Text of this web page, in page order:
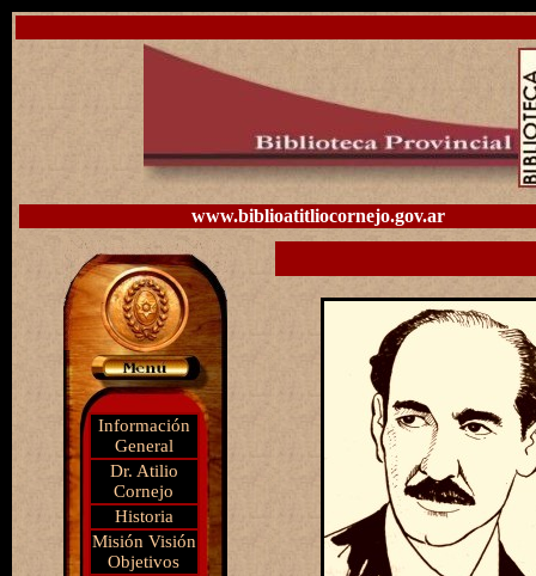
www.biblioatitliocornejo.gov.ar
Información
General
Dr. Atilio
Cornejo
Historia
Misión Visión
Objetivos